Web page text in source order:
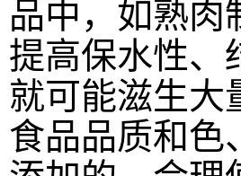
品中，如熟肉
提高保水性、
就可能滋生大
食品品质和色